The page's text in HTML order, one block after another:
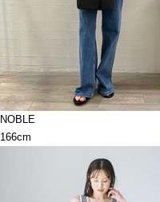
NOBLE
166cm